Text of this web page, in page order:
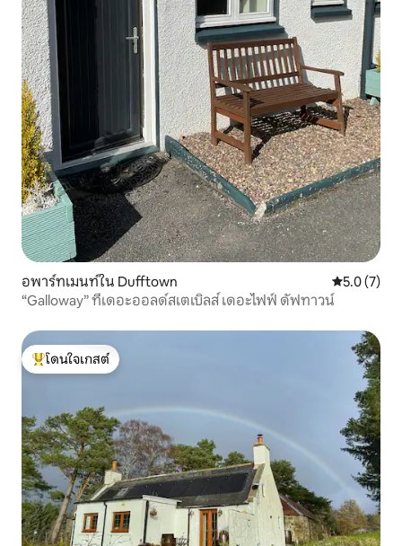
อพาร์ทเมนท์ใน Dufftown คะแนนเฉลี่
5.0 (7)
“Galloway” ที่เดอะออลด์สเตเบิลส์ เดอะไฟฟ์ ดัฟทาวน์
โดนใจเกสต์ที่สุด
โดนใจเกสต์